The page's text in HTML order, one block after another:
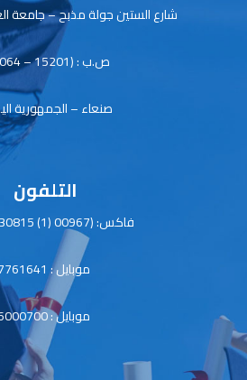
شارع الستين جولة مذبح – جامعة
ص.ب : (15201 – 13064)
صنعاء – الجمهورية
التلفون
فاكس: (00967 (1) 530630/530815)
موبايل : 777761641
موبايل : 716000700